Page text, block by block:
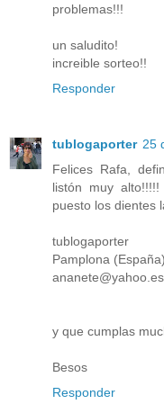
problemas!!!
un saludito!
increible sorteo!!
Responder
tublogaporter 25
Felices Rafa,
listón muy
puesto los dientes
tublogaporter
Pamplona (España)
ananete@yahoo.es
y que cumplas
Besos
Responder